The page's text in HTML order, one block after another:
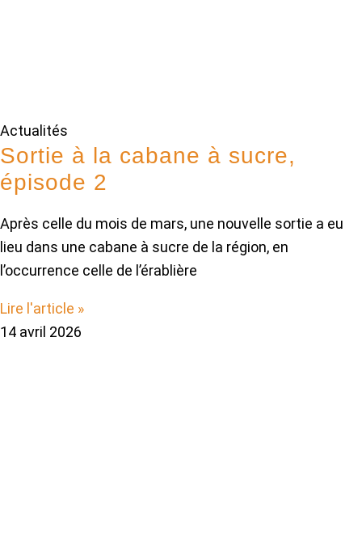
Actualités
Sortie à la cabane à sucre,
épisode 2
Après celle du mois de mars, une nouvelle sortie a eu
lieu dans une cabane à sucre de la région, en
l’occurrence celle de l’érablière
Lire l'article »
14 avril 2026